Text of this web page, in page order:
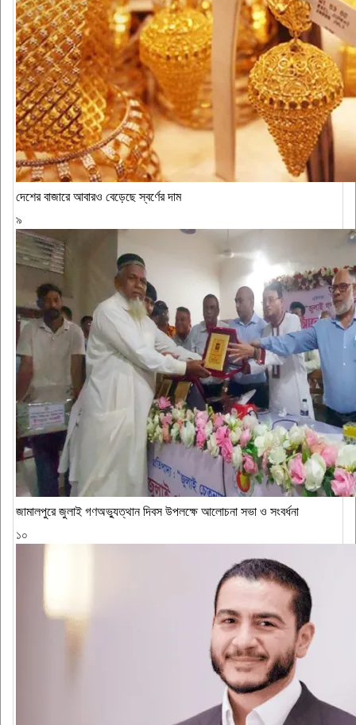
দেশের বাজারে আবারও বেড়েছে স্বর্ণের দাম
৯
জামালপুরে জুলাই গণঅভ্যুত্থান দিবস উপলক্ষে আলোচনা সভা ও সংবর্ধনা
১০